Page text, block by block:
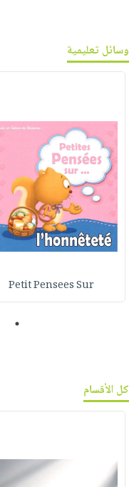
وسائل تعليمية
Petit Pensees Sur
1
كل الأقسام